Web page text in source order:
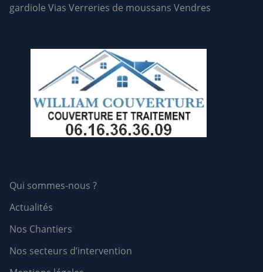
gardiole Vias Verreries de moussans Vendres
Qui sommes-nous ?
Actualités
Nos Chantiers
Nos secteurs d’intervention